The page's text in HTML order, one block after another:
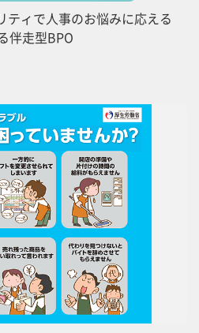
ティで人事のお悩みに応える
伴走型BPO